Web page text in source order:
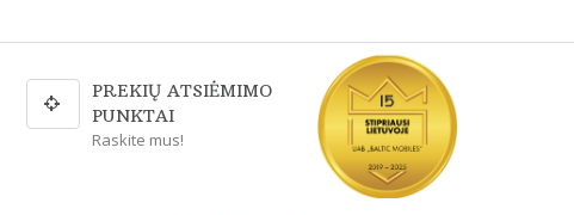
PREKIŲ ATSIĖMIMO
PUNKTAI
Raskite mus!